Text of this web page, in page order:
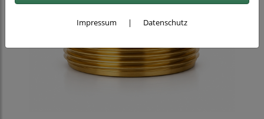
Impressum | Datenschutz